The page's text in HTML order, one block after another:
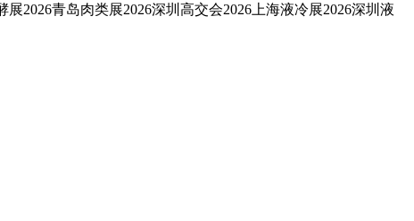
2026青岛肉类展2026深圳高交会2026上海液冷展2026深圳液